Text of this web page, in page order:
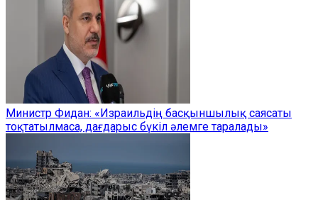
Министр Фидан: «Израильдің басқыншылық саясаты
тоқтатылмаса, дағдарыс бүкіл әлемге таралады»